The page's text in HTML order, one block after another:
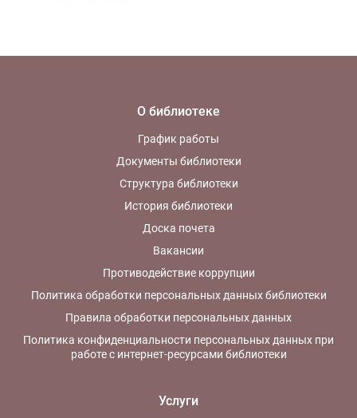
О библиотеке
График работы
Документы библиотеки
Структура библиотеки
История библиотеки
Доска почета
Вакансии
Противодействие коррупции
Политика обработки персональных данных библиотеки
Правила обработки персональных данных
Политика конфиденциальности персональных данных при
работе с интернет-ресурсами библиотеки
Услуги